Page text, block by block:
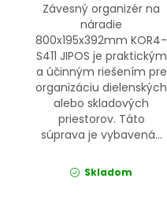
Závesný organizér na
náradie
800x195x392mm KOR4-
S411 JIPOS je praktickým
a účinným riešením pre
organizáciu dielenských
alebo skladových
priestorov. Táto
súprava je vybavená...
Skladom